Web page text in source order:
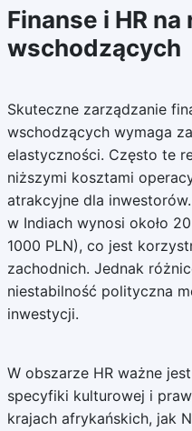
Finanse i HR
wschodzących
Skuteczne zarządzanie
wschodzących wymaga
elastyczności. Często te
niższymi kosztami
atrakcyjne dla
w Indiach wynosi około
1000 PLN), co jest
zachodnich. Jednak
niestabilność polityczna
inwestycji.
W obszarze HR ważne
specyfiki kulturowej i
krajach afrykańskich, jak